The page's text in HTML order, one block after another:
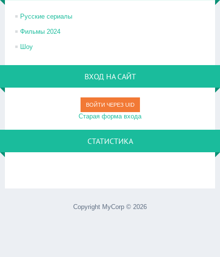
Русские сериалы
Фильмы 2024
Шоу
ВХОД НА САЙТ
ВОЙТИ ЧЕРЕЗ UID
Старая форма входа
СТАТИСТИКА
Copyright MyCorp © 2026